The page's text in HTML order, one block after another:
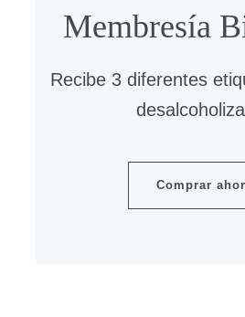
Membresía
Recibe 3 diferentes
Comprar